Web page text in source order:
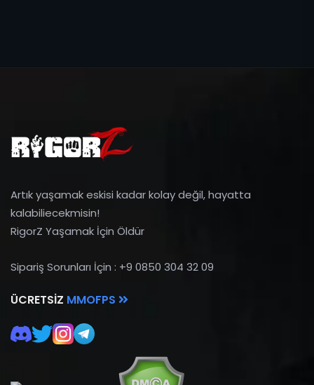
Artık yaşamak eskisi kadar kolay değil, hayatta
kalabiliecekmisin!
RigorZ Yaşamak İçin Öldür
Sipariş Sorunları İçin : +9 0850 304 32 09
ÜCRETSIZ MMOFPS